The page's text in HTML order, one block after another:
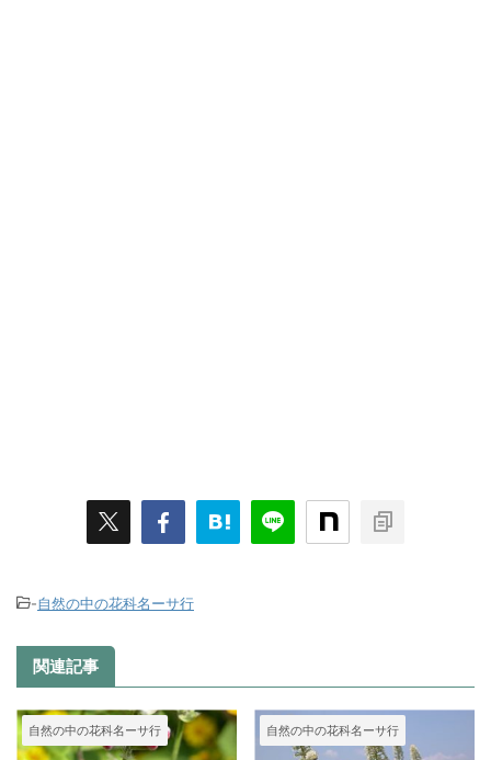
-自然の中の花科名ーサ行
関連記事
自然の中の花科名ーサ行 自然の中の花科名ーサ行